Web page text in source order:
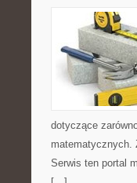
dotyczące
matematycznych.
Serwis ten portal